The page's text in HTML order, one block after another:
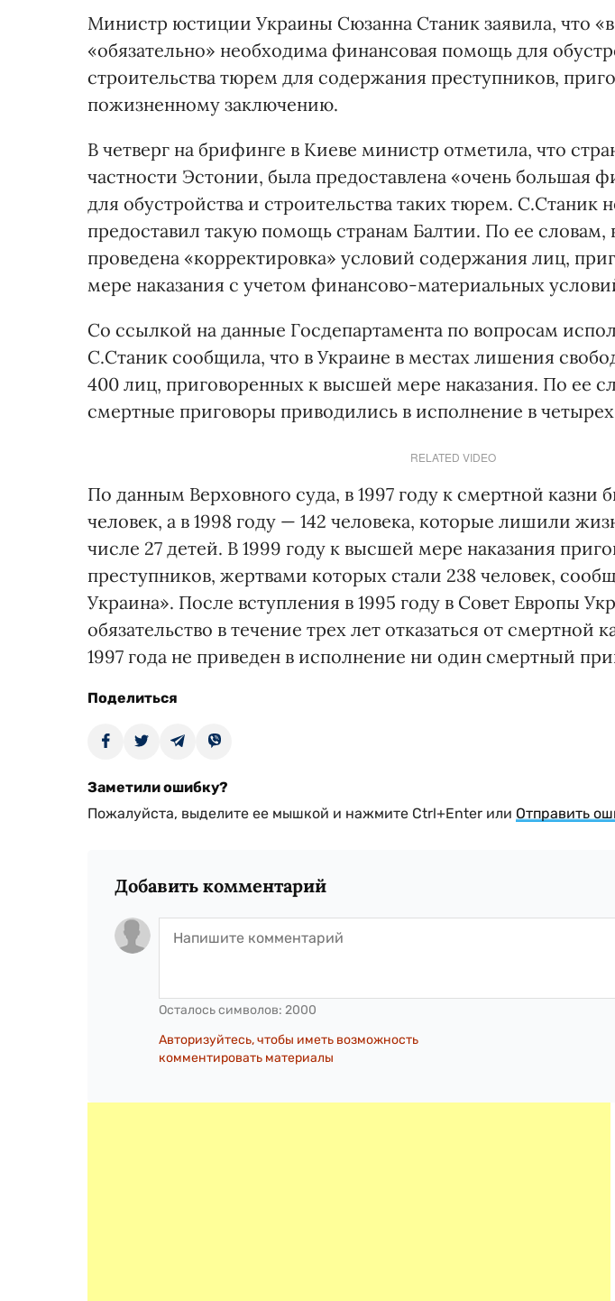
Министр юстиции Украины Сюзанна Станик заявила, что
«обязательно» необходима финансовая помощь для
строительства тюрем для содержания преступников,
пожизненному заключению.
В четверг на брифинге в Киеве министр отметила, что
частности Эстонии, была предоставлена «очень большая
для обустройства и строительства таких тюрем. С.Станик
предоставил такую помощь странам Балтии. По ее словам,
проведена «корректировка» условий содержания лиц,
мере наказания с учетом финансово-материальных
Со ссылкой на данные Госдепартамента по вопросам
С.Станик сообщила, что в Украине в местах лишения
400 лиц, приговоренных к высшей мере наказания. По ее
смертные приговоры приводились в исполнение в
RELATED VIDEO
По данным Верховного суда, в 1997 году к смертной казни
человек, а в 1998 году — 142 человека, которые лишили
числе 27 детей. В 1999 году к высшей мере наказания
преступников, жертвами которых стали 238 человек,
Украина». После вступления в 1995 году в Совет Европы
обязательство в течение трех лет отказаться от смертной
1997 года не приведен в исполнение ни один смертный
Поделиться
Заметили ошибку?
Пожалуйста, выделите ее мышкой и нажмите Ctrl+Enter или Отправить
Добавить комментарий
Осталось символов: 2000
Авторизуйтесь, чтобы иметь возможность
комментировать материалы